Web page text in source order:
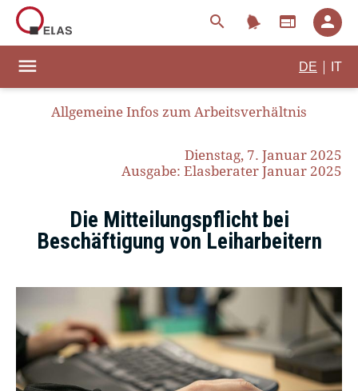
search notifications web person
menu DE IT
Allgemeine Infos zum Arbeitsverhältnis
Dienstag, 7. Januar 2025
Ausgabe: Elasberater Januar 2025
Die Mitteilungspflicht bei
Beschäftigung von Leiharbeitern